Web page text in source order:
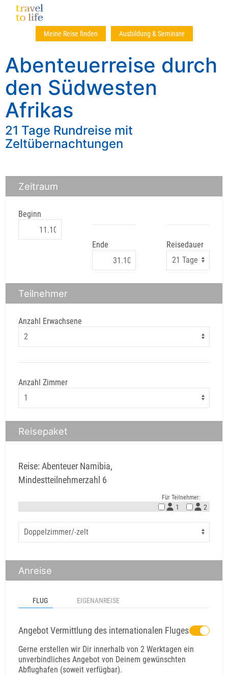
Meine Reise finden Ausbildung & Seminare
Abenteuerreise durch
den Südwesten
Afrikas
21 Tage Rundreise mit
Zeltübernachtungen
Zeitraum
Beginn
Ende Reisedauer
Teilnehmer
Anzahl Erwachsene
Anzahl Zimmer
Reisepaket
Reise: Abenteuer Namibia,
Mindestteilnehmerzahl 6
Für Teilnehmer:
1 2
Anreise
FLUG EIGENANREISE
Angebot Vermittlung des internationalen Fluges
Gerne erstellen wir Dir innerhalb von 2 Werktagen ein
unverbindliches Angebot von Deinem gewünschten
Abflughafen (soweit verfügbar).